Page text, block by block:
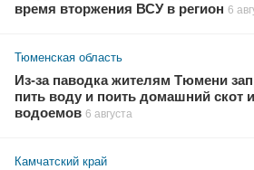
время вторжения ВСУ в регион 6
Тюменская область
Из-за паводка жителям Тюмени
пить воду и поить домашний скот
водоемов 6 августа
Камчатский край